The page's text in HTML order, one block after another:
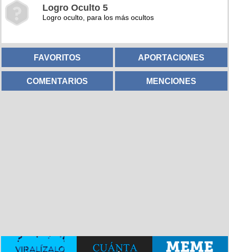
Logro Oculto 5
Logro oculto, para los más ocultos
FAVORITOS APORTACIONES
COMENTARIOS MENCIONES